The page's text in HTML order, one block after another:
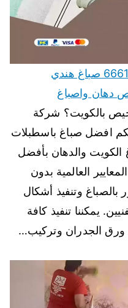
صباغ اسطبلات الجهراء 66616884 صباغ هندي
دهان واصباغ
بالكويت؟ شركة
افضل صباغ باسطبلات
الكويت والدهان بأفضل
العالمية بدون
بالصباغ وتنفيذ أشكال
يمكننا تنفيذ كافة
ورق الجدران وتركيب…